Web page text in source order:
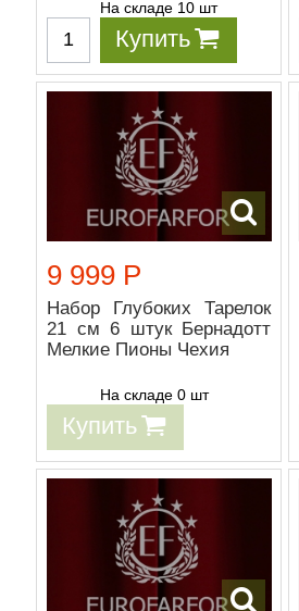
На складе 10 шт
Купить
9 999 Р
Набор Глубоких Тарелок
21 см 6 штук Бернадотт
Мелкие Пионы Чехия
На складе 0 шт
Купить